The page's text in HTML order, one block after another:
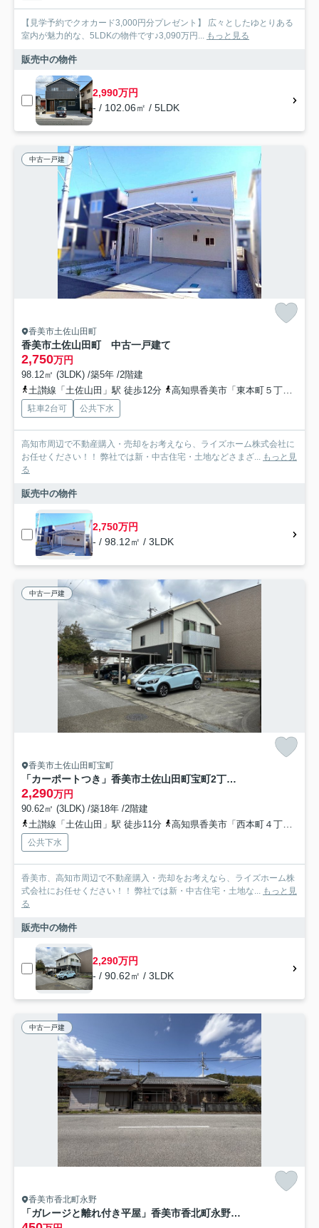
【見学予約でクオカード3,000円分プレゼント】 広々としたゆとりある
室内が魅力的な、5LDKの物件です♪3,090万円... もっと見る
販売中の物件
2,990万円
- / 102.06㎡ / 5LDK
中古一戸建
香美市土佐山田町
香美市土佐山田町 中古一戸建て
2,750万円
98.12㎡ (3LDK) /築5年 /2階建
土讃線「土佐山田」駅 徒歩12分
高知県香美市「東本町５丁目」バス停下車 徒歩6分
駐車2台可 公共下水
高知市周辺で不動産購入・売却をお考えなら、ライズホーム株式会社に
お任せください！！ 弊社では新・中古住宅・土地などさまざ... もっと見
る
販売中の物件
2,750万円
- / 98.12㎡ / 3LDK
中古一戸建
香美市土佐山田町宝町
「カーポートつき」香美市土佐山田町宝町2丁目 中古一戸建て
2,290万円
90.62㎡ (3LDK) /築18年 /2階建
土讃線「土佐山田」駅 徒歩11分
高知県香美市「西本町４丁目（高知県）」バス停下車 徒歩6分
公共下水
香美市、高知市周辺で不動産購入・売却をお考えなら、ライズホーム株
式会社にお任せください！！ 弊社では新・中古住宅・土地な... もっと見
る
販売中の物件
2,290万円
- / 90.62㎡ / 3LDK
中古一戸建
香美市香北町永野
「ガレージと離れ付き平屋」香美市香北町永野 中古一戸建て